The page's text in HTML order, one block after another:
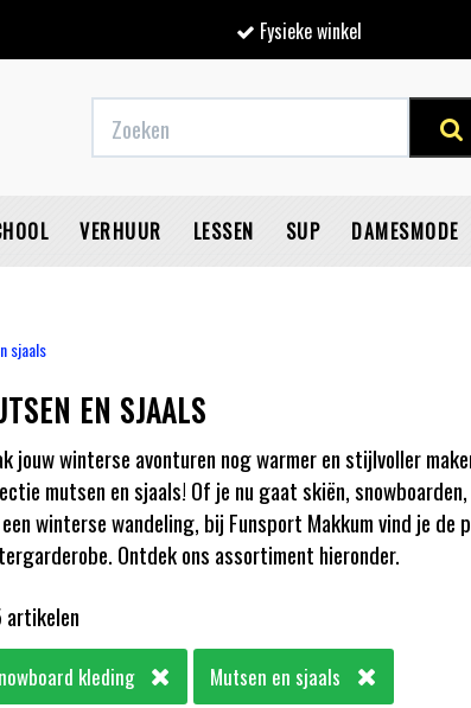
Fysieke winkel
VERHUUR LESSEN SUP DAMESMODE
sjaals
EN SJAALS
jouw winterse avonturen nog warmer en stijlvoller
mutsen en sjaals! Of je nu gaat skiën,
winterse wandeling, bij Funsport Makkum vind je de
Ontdek ons assortiment hieronder.
artikelen
kleding Mutsen en sjaals